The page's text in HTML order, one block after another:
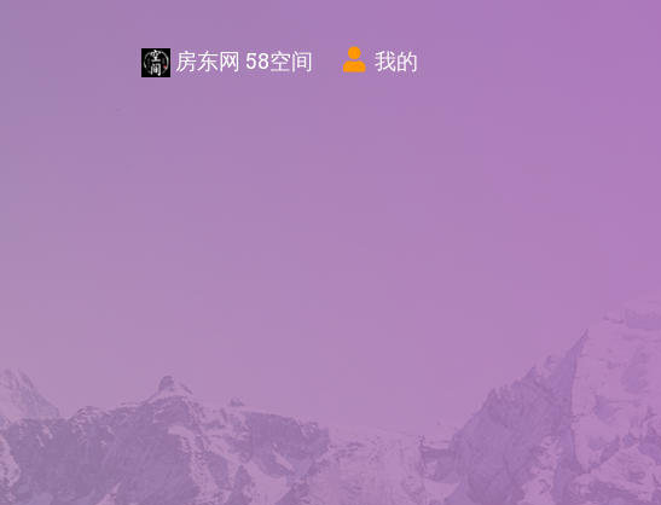
房东网 58空间 我的